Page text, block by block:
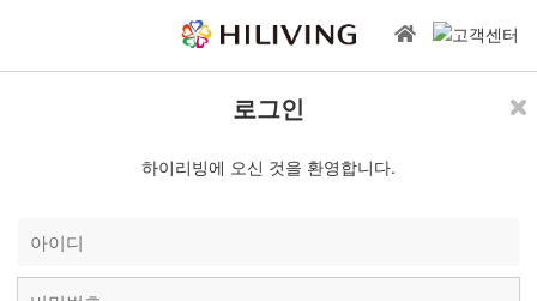
로그인
하이리빙에 오신 것을 환영합니다.